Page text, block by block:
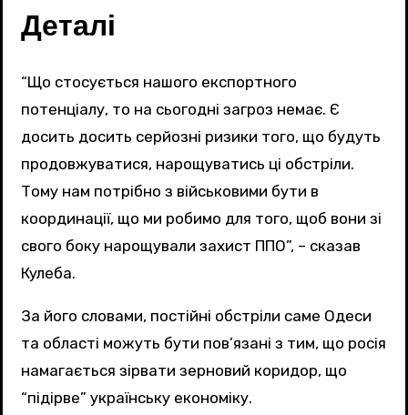
Деталі
“Що стосується нашого експортного
потенціалу, то на сьогодні загроз немає. Є
досить досить серйозні ризики того, що будуть
продовжуватися, нарощуватись ці обстріли.
Тому нам потрібно з військовими бути в
координації, що ми робимо для того, щоб вони зі
свого боку нарощували захист ППО”, – сказав
Кулеба.
За його словами, постійні обстріли саме Одеси
та області можуть бути пов’язані з тим, що росія
намагається зірвати зерновий коридор, що
“підірве” українську економіку.